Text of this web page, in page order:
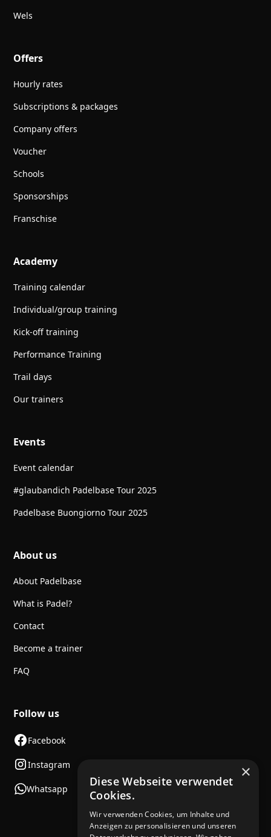
Wels
Offers
Hourly rates
Subscriptions & packages
Company offers
Voucher
Schools
Sponsorships
Franschise
Academy
Training calendar
Individual/group training
Kick-off training
Performance Training
Trail days
Our trainers
Events
Event calendar
#glaubandich Padelbase Tour 2025
Padelbase Buongiorno Tour 2025
About us
About Padelbase
What is Padel?
Contact
Become a trainer
FAQ
Follow us
Facebook
Instagram
Whatsapp
×
Diese Webseite verwendet
Cookies.
Wir verwenden Cookies, um Inhalte und
Anzeigen zu personalisieren und unseren